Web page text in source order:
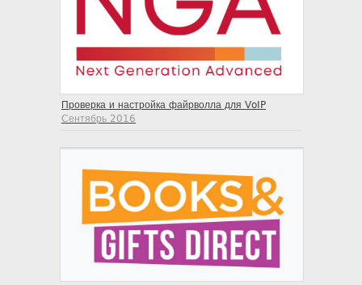
Проверка и настройка файрволла для VoIP
Сентябрь 2016